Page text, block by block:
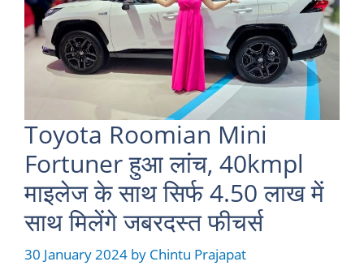
Toyota Roomian Mini
Fortuner हुआ लांच, 40kmpl
माइलेज के साथ सिर्फ 4.50 लाख में
साथ मिलेंगे जबरदस्त फीचर्स
30 January 2024 by Chintu Prajapat